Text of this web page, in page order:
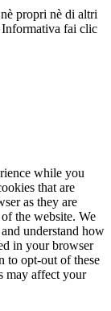
propri nè di altri
Informativa fai clic
while you
that are
as they are
the website. We
understand how
in your browser
to opt-out of these
may affect your